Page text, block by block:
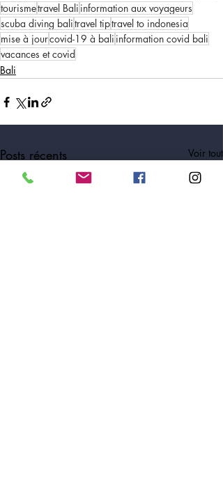
tourismetravel Bali information aux voyageurs
scuba diving balitravel tiptravel to indonesia
mise à jourcovid-19 à bali information covid bali
vacances et covid
Bali
Posts récents Voir tout